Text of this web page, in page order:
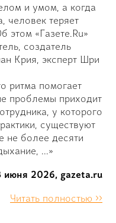
и умом, а когда
человек теряет
этом «Газете.Ru»
создатель
Крия, эксперт Шри
ритма помогает
проблемы приходит
у которого
существуют
не более десяти
...»
июня 2026, gazeta.ru
Читать полностью >>